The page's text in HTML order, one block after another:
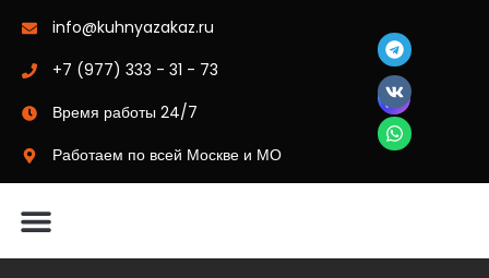
info@kuhnyazakaz.ru
+7 (977) 333 - 31 - 73
Время работы 24/7
Работаем по всей Москве и МО